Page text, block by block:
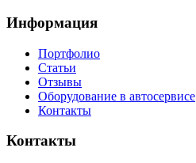
Информация
Портфолио
Статьи
Отзывы
Оборудование в автосервисе
Контакты
Контакты